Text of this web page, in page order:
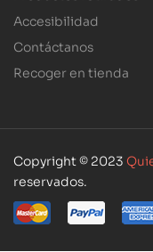
Accesibilidad
Contáctanos
Recoger en tienda
Copyright © 2023
reservados.